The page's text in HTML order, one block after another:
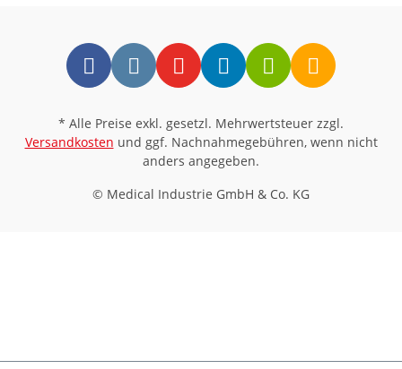
* Alle Preise exkl. gesetzl. Mehrwertsteuer zzgl.
Versandkosten und ggf. Nachnahmegebühren, wenn nicht
anders angegeben.
© Medical Industrie GmbH & Co. KG